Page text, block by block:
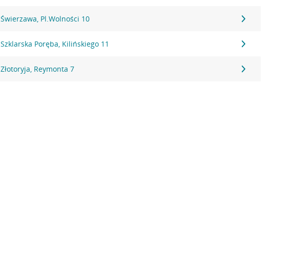
Świerzawa, Pl.Wolności 10
Szklarska Poręba, Kilińskiego 11
Złotoryja, Reymonta 7